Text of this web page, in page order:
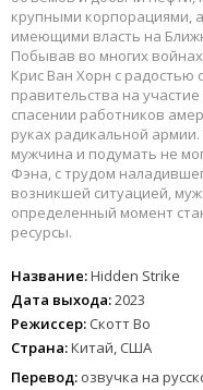
крупными корпорациями,
имеющими власть на
Побывав во многих
Крис Ван Хорн с радостью
правительства на
спасении работников
руках радикальной
мужчина и подумать не
Фэна, с трудом
возникшей ситуацией,
определенный момент
ресурсы.
Название:Hidden Strike
Дата выхода:2023
Режиссер: Скотт Во
Страна:Китай, США
Перевод: озвучка на